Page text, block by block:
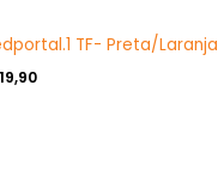
TF- Preta/Laranja